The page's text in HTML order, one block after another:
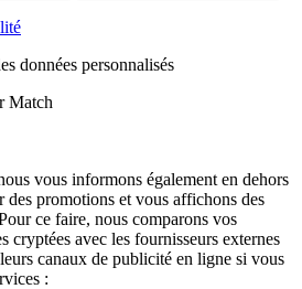
données personnalisés
Match
vous informons également en dehors
des promotions et vous affichons des
ce faire, nous comparons vos
cryptées avec les fournisseurs externes
canaux de publicité en ligne si vous
: